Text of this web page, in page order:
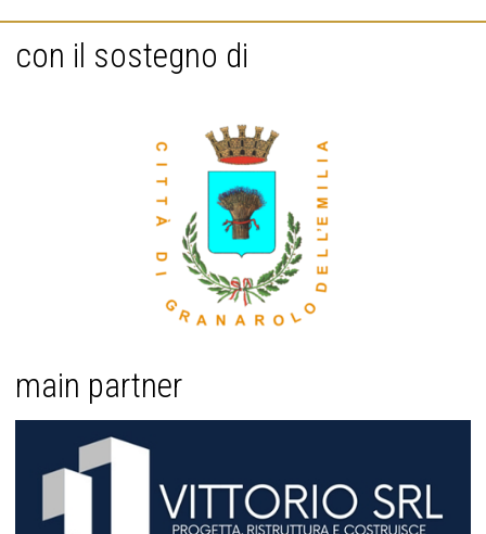
con il sostegno di
main partner